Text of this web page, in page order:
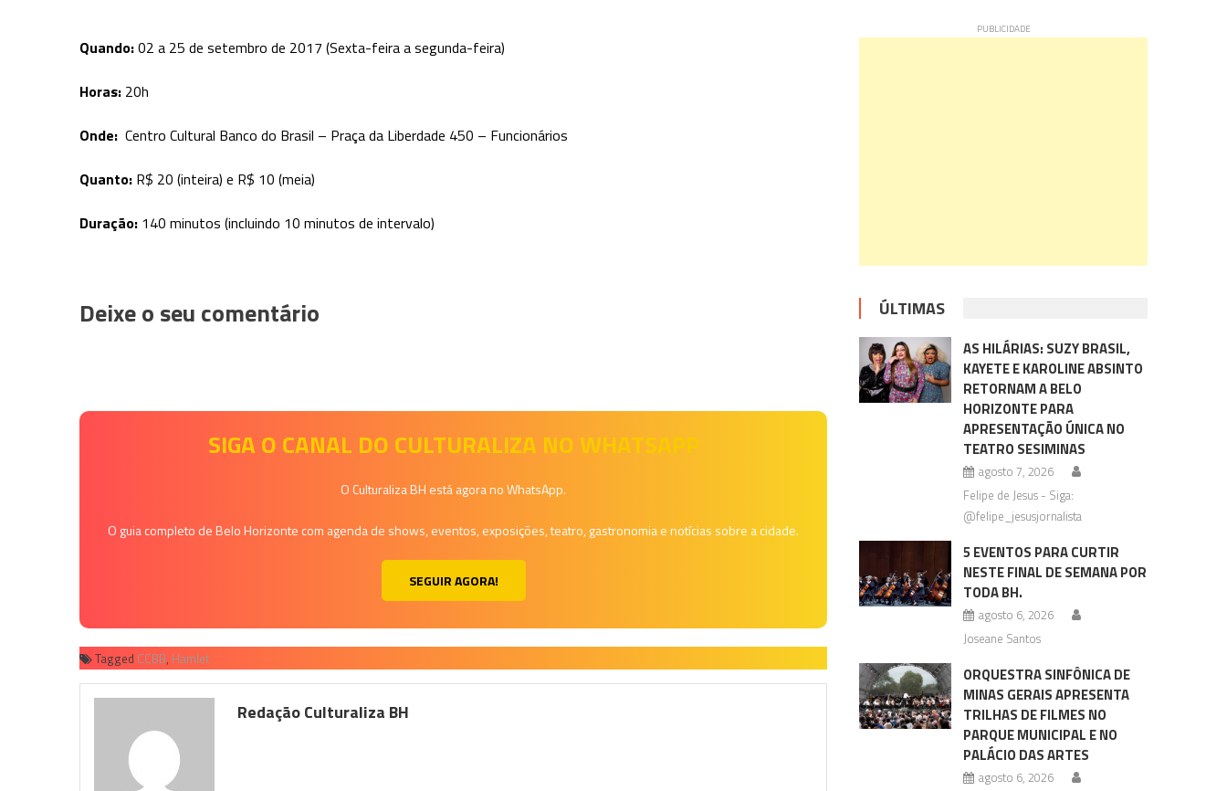
Quando:02 a 25 de setembro de 2017 (Sexta-feira a segunda-feira)
Horas: 20h
Onde: Centro Cultural Banco do Brasil – Praça da Liberdade 450 – Funcionários
Quanto: R$ 20 (inteira) e R$ 10 (meia)
Duração: 140 minutos (incluindo 10 minutos de intervalo)
Deixe o seu comentário
SIGA O CANAL DO CULTURALIZA NO WHATSAPP
O Culturaliza BH está agora no WhatsApp.
O guia completo de Belo Horizonte com agenda de shows, eventos, exposições, teatro, gastronomia e notícias sobre a cidade.
SEGUIR AGORA!
Tagged CCBB, Hamlet
Redação Culturaliza BH
ÚLTIMAS
AS HILÁRIAS: SUZY BRASIL,
KAYETE E KAROLINE ABSINTO
RETORNAM A BELO
HORIZONTE PARA
APRESENTAÇÃO ÚNICA NO
TEATRO SESIMINAS
agosto 7, 2026
Felipe de Jesus - Siga:
@felipe_jesusjornalista
5 EVENTOS PARA CURTIR
NESTE FINAL DE SEMANA POR
TODA BH.
agosto 6, 2026
Joseane Santos
ORQUESTRA SINFÔNICA DE
MINAS GERAIS APRESENTA
TRILHAS DE FILMES NO
PARQUE MUNICIPAL E NO
PALÁCIO DAS ARTES
agosto 6, 2026